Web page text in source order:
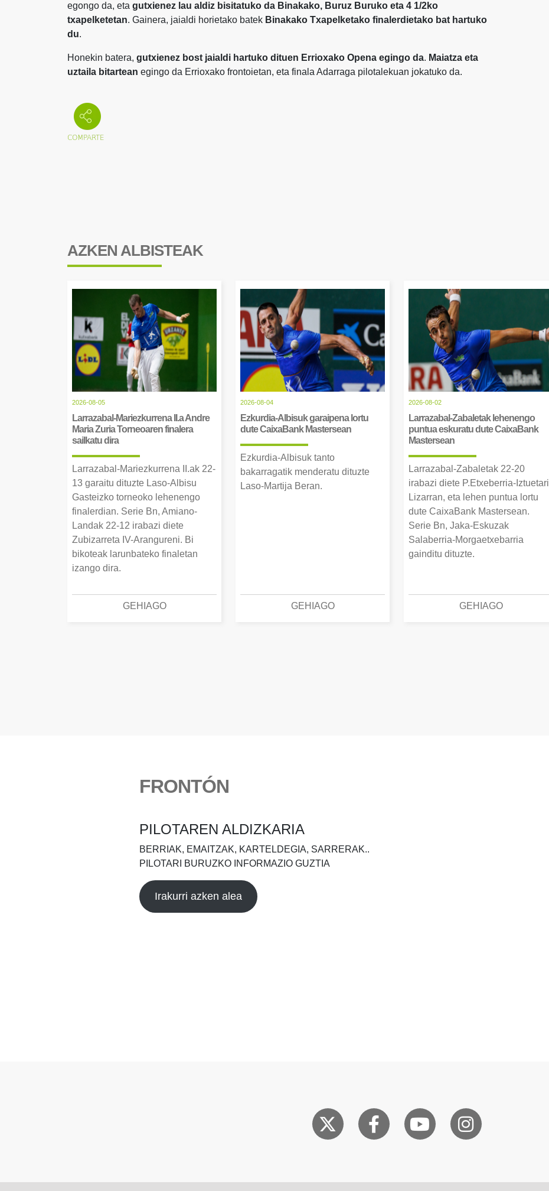
egongo da, eta gutxienez lau aldiz bisitatuko da Binakako, Buruz Buruko eta 4 1/2ko
txapelketetan. Gainera, jaialdi horietako batek Binakako Txapelketako finalerdietako bat hartuko
du.
Honekin batera, gutxienez bost jaialdi hartuko dituen Errioxako Opena egingo da. Maiatza eta
uztaila bitartean egingo da Errioxako frontoietan, eta finala Adarraga pilotalekuan jokatuko da.
AZKEN ALBISTEAK
2026-08-05
Larrazabal-Mariezkurrena II.a Andre
Maria Zuria Torneoaren finalera
sailkatu dira
Larrazabal-Mariezkurrena II.ak 22-
13 garaitu dituzte Laso-Albisu
Gasteizko torneoko lehenengo
finalerdian. Serie Bn, Amiano-
Landak 22-12 irabazi diete
Zubizarreta IV-Arangureni. Bi
bikoteak larunbateko finaletan
izango dira.
GEHIAGO
2026-08-04
Ezkurdia-Albisuk garaipena lortu
dute CaixaBank Mastersean
Ezkurdia-Albisuk tanto
bakarragatik menderatu dituzte
Laso-Martija Beran.
GEHIAGO
2026-08-02
Larrazabal-Zabaletak lehenengo
puntua eskuratu dute CaixaBank
Mastersean
Larrazabal-Zabaletak 22-20
irabazi diete P.Etxeberria-Iztuetari
Lizarran, eta lehen puntua lortu
dute CaixaBank Mastersean.
Serie Bn, Jaka-Eskuzak
Salaberria-Morgaetxebarria
gainditu dituzte.
GEHIAGO
FRONTÓN
PILOTAREN ALDIZKARIA
BERRIAK, EMAITZAK, KARTELDEGIA, SARRERAK..
PILOTARI BURUZKO INFORMAZIO GUZTIA
Irakurri azken alea